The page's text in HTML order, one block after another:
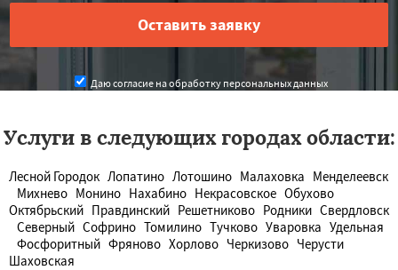
Даю согласие на обработку персональных данных
Услуги в следующих городах области:
Лесной Городок Лопатино Лотошино Малаховка Менделеевск
Михнево Монино Нахабино Некрасовское Обухово
Октябрьский Правдинский Решетниково Родники Свердловск
Северный Софрино Томилино Тучково Уваровка Удельная
Фосфоритный Фряново Хорлово Черкизово Черусти
Шаховская